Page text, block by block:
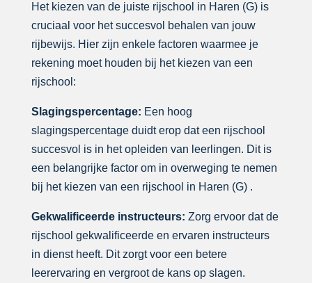
Het kiezen van de juiste rijschool in Haren (G) is
cruciaal voor het succesvol behalen van jouw
rijbewijs. Hier zijn enkele factoren waarmee je
rekening moet houden bij het kiezen van een
rijschool:
Slagingspercentage: Een hoog
slagingspercentage duidt erop dat een rijschool
succesvol is in het opleiden van leerlingen. Dit is
een belangrijke factor om in overweging te nemen
bij het kiezen van een rijschool in Haren (G) .
Gekwalificeerde instructeurs: Zorg ervoor dat de
rijschool gekwalificeerde en ervaren instructeurs
in dienst heeft. Dit zorgt voor een betere
leerervaring en vergroot de kans op slagen.